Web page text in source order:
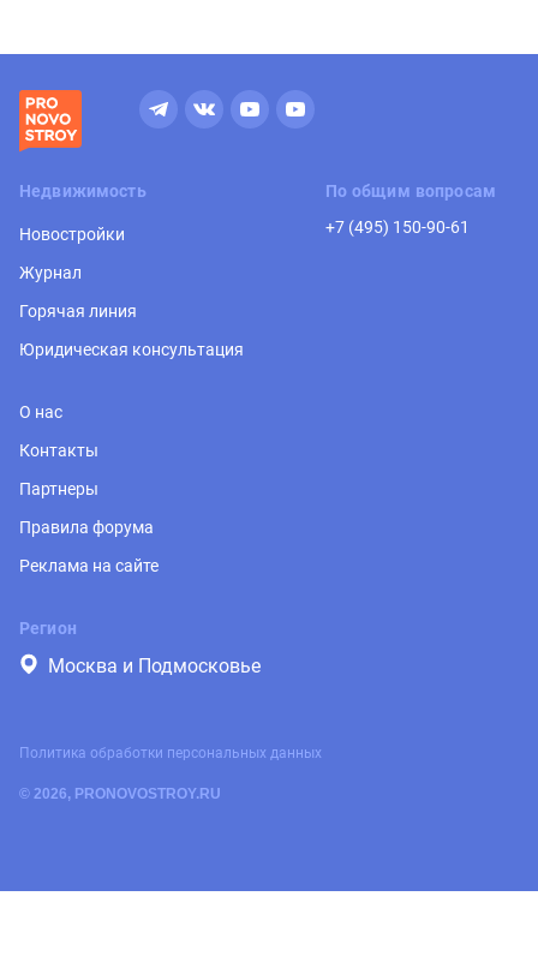
Недвижимость
Новостройки
Журнал
Горячая линия
Юридическая консультация
По общим вопросам
+7 (495) 150-90-61
О нас
Контакты
Партнеры
Правила форума
Реклама на сайте
Регион
Москва и Подмосковье
© 2026, PRONOVOSTROY.RU
Политика обработки персональных данных